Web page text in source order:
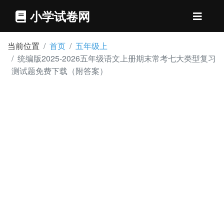
小学试卷网
当前位置 首页
五年级上
统编版2025-2026五年级语文上册期末常考七大类型复习
测试题免费下载（附答案）